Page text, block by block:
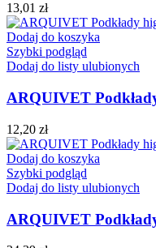
13,01 zł
Dodaj do koszyka
Szybki podgląd
Dodaj do listy ulubionych
ARQUIVET
12,20 zł
Dodaj do koszyka
Szybki podgląd
Dodaj do listy ulubionych
ARQUIVET